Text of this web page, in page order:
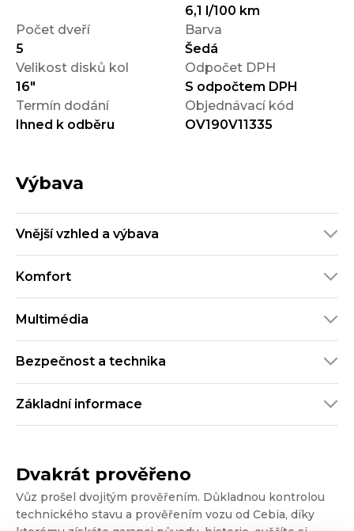
6,1 l/100 km
Počet dveří
5
Barva
Šedá
Velikost disků kol
16"
Odpočet DPH
S odpočtem DPH
Termín dodání
Ihned k odběru
Objednávací kód
OV190V11335
Výbava
Vnější vzhled a výbava
Komfort
Multimédia
Bezpečnost a technika
Základní informace
Dvakrát prověřeno
Vůz prošel dvojitým prověřením. Důkladnou kontrolou
technického stavu a prověřením vozu od Cebia, díky